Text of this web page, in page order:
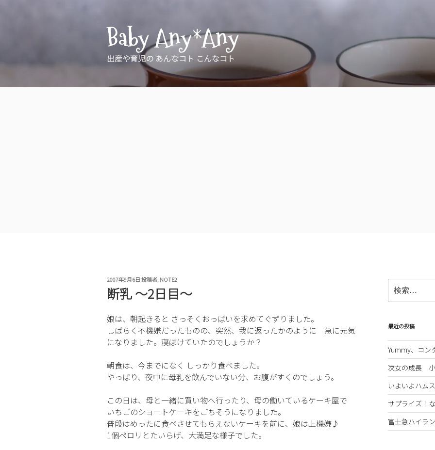
へ
キ
Baby Any*Any
出産や育児の あんなコト こんなコト
投
稿
日:
2007年9月6日投稿者:NOTE2
断乳 〜2日目〜
娘は、朝起きると さっそくおっぱいを求めてぐずりました。
しばらく不機嫌だったものの、突然、我に返ったかのように 急に元気
になりました。寝ぼけていたのでしょうか？
朝食は、今までになく しっかり食べました。
やっぱり、夜中に母乳を飲んでいない分、お腹がすくのでしょう。
この日は、母と一緒に買い物へ行ったり、母の働いているケーキ屋で
いちごのショートケーキをごちそうになりました。
普段はめったに食べさせてもらえないケーキを前に、娘は上機嫌♪
1個ペロリとたいらげ、大満足な様子でした。
索:
最近の投稿
Yummy、コン
次女の成長
いよいよハム
サプライズ！
富士急ハイラ